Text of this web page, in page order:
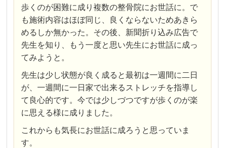
歩くのが困難に成り複数の整骨院にお世話に。で
も施術内容はほぼ同じ、良くならないためあきら
めるしか無かった。その後、新聞折り込み広告で
先生を知り、もう一度と思い先生にお世話に成っ
てみようと。
先生は少し状態が良く成ると最初は一週間に二日
が、一週間に一日家で出来るストレッチを指導し
て良心的です。今では少しづつですが歩くのが楽
に思える様に成りました。
これからも気長にお世話に成ろうと思っていま
す。